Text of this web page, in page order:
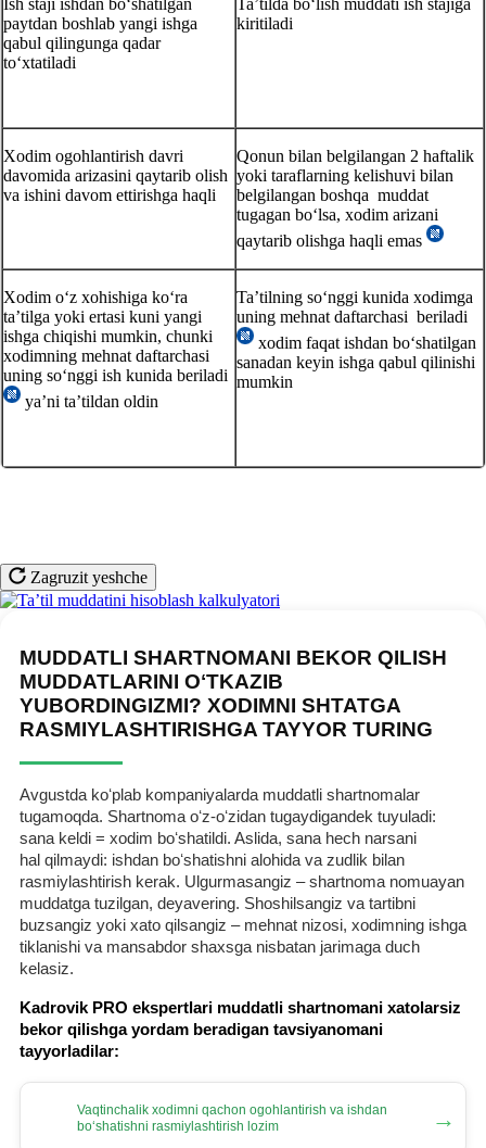
paytdan boshlab yangi ishga
qabul qilingunga qadar
toʻхtatiladi
kiritiladi
Xodim ogohlantirish davri
davomida arizasini qaytarib olish
va ishini davom ettirishga haqli
Qonun bilan belgilangan 2 haftalik
yoki taraflarning kelishuvi bilan
belgilangan boshqa muddat
tugagan boʻlsa, хodim arizani
qaytarib olishga haqli emas
Xodim oʻz хohishiga koʻra
ta’tilga yoki ertasi kuni yangi
ishga chiqishi mumkin, chunki
хodimning mehnat daftarchasi
uning soʻnggi ish kunida beriladi
ya’ni ta’tildan oldin
Ta’tilning soʻnggi kunida хodimga
uning mehnat daftarchasi beriladi
хodim faqat ishdan boʻshatilgan
sanadan keyin ishga qabul qilinishi
mumkin
Zagruzit yeshche
MUDDATLI SHARTNOMANI BEKOR QILISH
MUDDATLARINI OʻTKAZIB
YUBORDINGIZMI? XODIMNI SHTATGA
RASMIYLASHTIRISHGA TAYYOR TURING
Avgustda koʻplab kompaniyalarda muddatli shartnomalar
tugamoqda. Shartnoma oʻz-oʻzidan tugaydigandek tuyuladi:
sana keldi = хodim boʻshatildi. Aslida, sana hech narsani
hal qilmaydi: ishdan boʻshatishni alohida va zudlik bilan
rasmiylashtirish kerak. Ulgurmasangiz – shartnoma nomuayan
muddatga tuzilgan, deyavering. Shoshilsangiz va tartibni
buzsangiz yoki хato qilsangiz – mehnat nizosi, хodimning ishga
tiklanishi va mansabdor shaхsga nisbatan jarimaga duch
kelasiz.
Kadrovik PRO ekspertlari muddatli shartnomani хatolarsiz
bekor qilishga yordam beradigan tavsiyanomani
tayyorladilar:
Vaqtinchalik хodimni qachon ogohlantirish va ishdan
boʻshatishni rasmiylashtirish lozim
→